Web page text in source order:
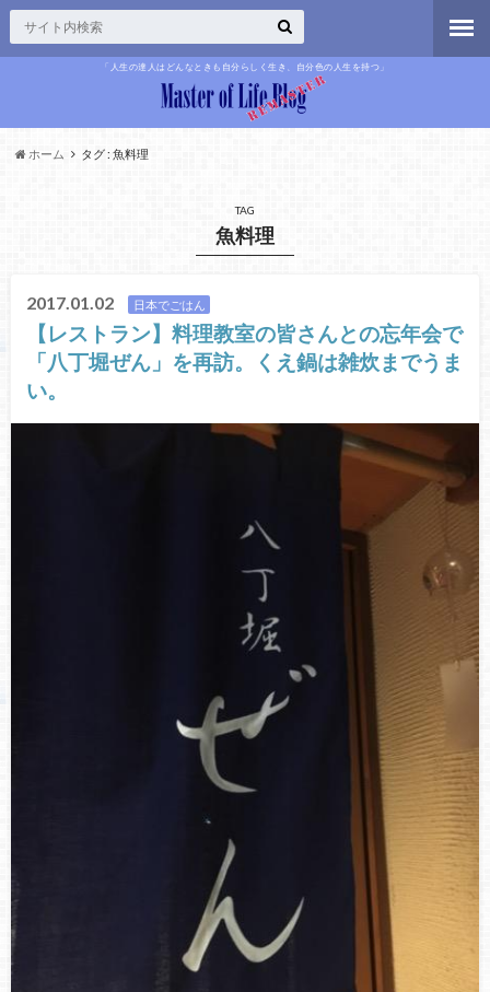
「人生の達人はどんなときも自分らしく生き、自分色の人生を持つ」
ホーム タグ : 魚料理
TAG
魚料理
2017.01.02 日本でごはん
【レストラン】料理教室の皆さんとの忘年会で
「八丁堀ぜん」を再訪。くえ鍋は雑炊までうま
い。